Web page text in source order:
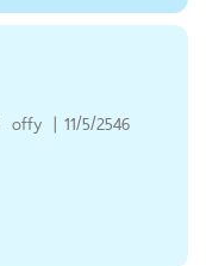
offy | 11/5/2546